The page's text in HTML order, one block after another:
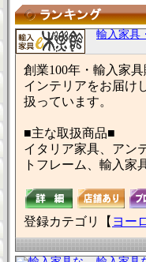
輸入家具
創業100年・輸入家
インテリアをお届け
扱っています。
■主な取扱商品■
イタリア家具、アン
トフレーム、輸入家
登録カテゴリ【 ヨー